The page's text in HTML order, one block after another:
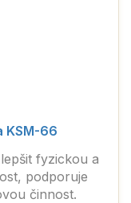
KSM-66
fyzickou a
podporuje
činnost.